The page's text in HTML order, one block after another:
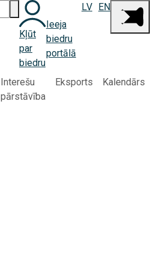
Kļūt
par
biedru
Ieeja
biedru
portālā
LV EN
Interešu
pārstāvība
Eksports Kalendārs